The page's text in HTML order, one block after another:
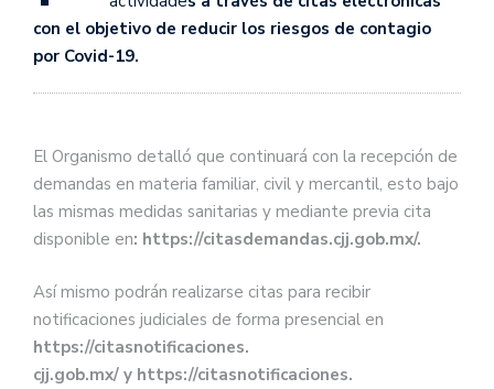
con el objetivo de reducir los riesgos de contagio
por Covid-19.
El Organismo detalló que continuará con la recepción de
demandas en materia familiar, civil y mercantil, esto bajo
las mismas medidas sanitarias y mediante previa cita
disponible en: https://citasdemandas.cjj.gob.mx/.
Así mismo podrán realizarse citas para recibir
notificaciones judiciales de forma presencial en
https://citasnotificaciones.
cjj.gob.mx/ y https://citasnotificaciones.